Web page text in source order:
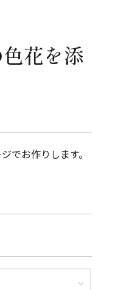
花を添
でお作りします。